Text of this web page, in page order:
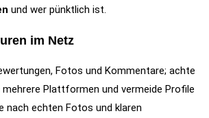
und wer pünktlich ist.
im Netz
Fotos und Kommentare; achte
Plattformen und vermeide Profile
nach echten Fotos und klaren